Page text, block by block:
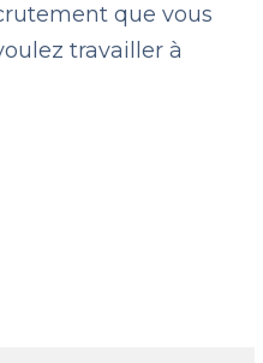
que vous
travailler à